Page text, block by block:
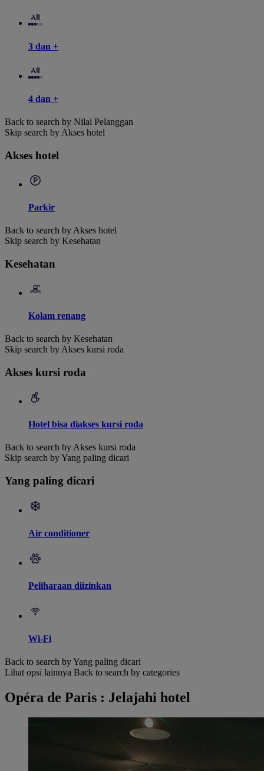
3 dan +
4 dan +
Back to search by Nilai Pelanggan
Skip search by Akses hotel
Akses hotel
Parkir
Back to search by Akses hotel
Skip search by Kesehatan
Kesehatan
Kolam renang
Back to search by Kesehatan
Skip search by Akses kursi roda
Akses kursi roda
Hotel bisa diakses kursi roda
Back to search by Akses kursi roda
Skip search by Yang paling dicari
Yang paling dicari
Air conditioner
Peliharaan diizinkan
Wi-Fi
Back to search by Yang paling dicari
Lihat opsi lainnya Back to search by categories
Opéra de Paris : Jelajahi hotel